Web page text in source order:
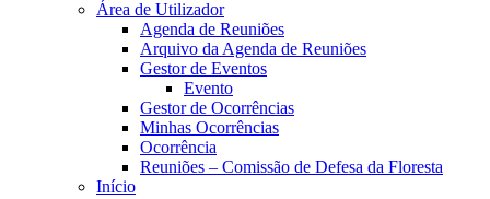
Área de Utilizador
Agenda de Reuniões
Arquivo da Agenda de Reuniões
Gestor de Eventos
Evento
Gestor de Ocorrências
Minhas Ocorrências
Ocorrência
Reuniões – Comissão de Defesa da Floresta
Início